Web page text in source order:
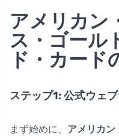
アメリカン
ス・ゴール
ド・カード
ステップ1: 公式ウェ
まず始めに、 アメリカン